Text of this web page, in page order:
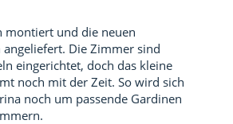
montiert und die neuen
Die Zimmer sind
eingerichtet, doch das kleine
noch mit der Zeit. So wird sich
noch um passende Gardinen